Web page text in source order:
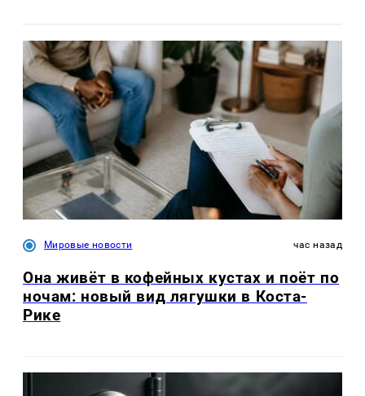
Мировые новости час назад
Она живёт в кофейных кустах и поёт по
ночам: новый вид лягушки в Коста-
Рике